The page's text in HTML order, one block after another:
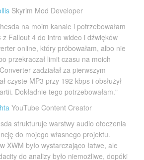
Skyrim Mod Developer
na moim kanale i potrzebowałam
z Fallout 4 do intro wideo i dźwięków
online, który próbowałam, albo nie
przekraczał limit czasu na moich
zadziałał za pierwszym
czyste MP3 przy 192 kbps i obsłużył
Dokładnie tego potrzebowałam."
YouTube Content Creator
strukturuje warstwy audio otoczenia
do mojego własnego projektu.
XWM było wystarczająco łatwe, ale
do analizy było niemożliwe, dopóki